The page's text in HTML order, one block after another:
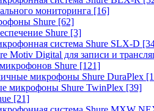
мониторинга [16]
Shure [62]
Shure [3]
система Shure SLX-D
Motiv Digital для записи и
Shure [121]
микрофоны Shure DuraPlex
микрофоны Shure TwinPlex [39]
[21]